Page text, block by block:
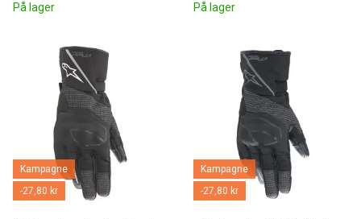
På lager På lager
Kampagne
-27,80 kr
Kampagne
-27,80 kr